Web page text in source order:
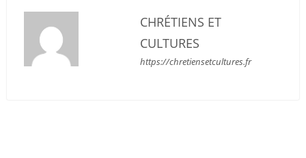
CHRÉTIENS ET
CULTURES
https://chretiensetcultures.fr